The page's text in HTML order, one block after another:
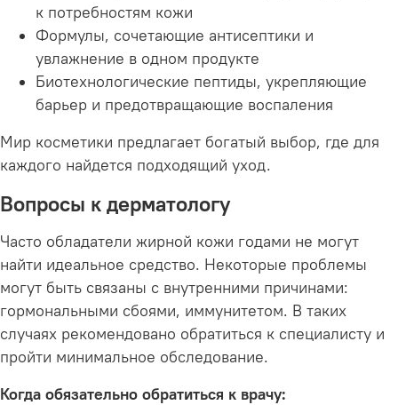
к потребностям кожи
Формулы, сочетающие антисептики и
увлажнение в одном продукте
Биотехнологические пептиды, укрепляющие
барьер и предотвращающие воспаления
Мир косметики предлагает богатый выбор, где для
каждого найдется подходящий уход.
Вопросы к дерматологу
Часто обладатели жирной кожи годами не могут
найти идеальное средство. Некоторые проблемы
могут быть связаны с внутренними причинами:
гормональными сбоями, иммунитетом. В таких
случаях рекомендовано обратиться к специалисту и
пройти минимальное обследование.
Когда обязательно обратиться к врачу: